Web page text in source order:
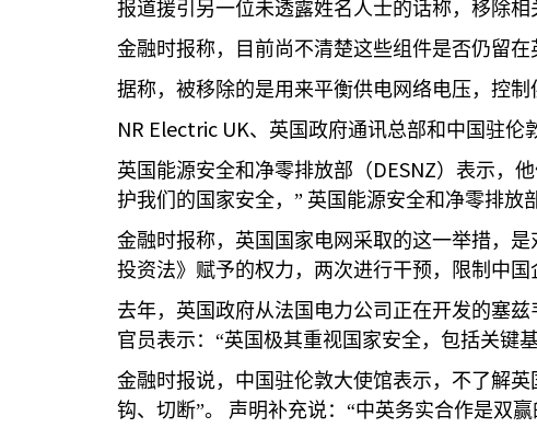
报道援引另一位未透露姓名人士的话称，移除
金融时报称，目前尚不清楚这些组件是否仍留在
据称，被移除的是用来平衡供电网络电压，控制
NR Electric UK、英国政府通讯总部和中国驻伦
英国能源安全和净零排放部（ DESNZ）表示，
护我们的国家安全，” 英国能源安全和净零排放
金融时报称，英国国家电网采取的这一举措，
投资法》赋予的权力，两次进行干预，限制中
去年，英国政府从法国电力公司正在开发的塞兹
官员表示：“英国极其重视国家安全，包括关键
金融时报说，中国驻伦敦大使馆表示，不了解
钩、切断”。
声明补充说：“中英务实合作是双